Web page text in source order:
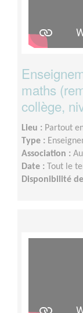
maths
collège,
Lieu : Partout
Type :
Association :
Date :
Tout le
Disponibilité